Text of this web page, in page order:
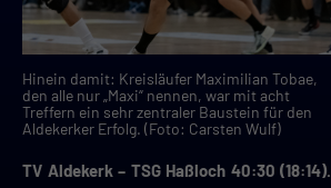
Hinein damit: Kreisläufer Maximilian Tobae,
den alle nur „Maxi“ nennen, war mit acht
Treffern ein sehr zentraler Baustein für den
Aldekerker Erfolg. (Foto: Carsten Wulf)
TV Aldekerk – TSG Haßloch 40:30 (18:14).